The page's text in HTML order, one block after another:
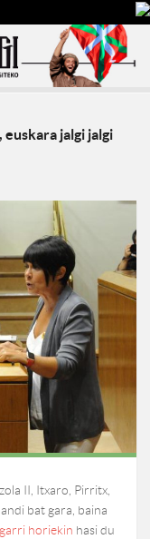
jalgi jalgi
II, Itxaro, Pirritx,
bat gara, baina
horiekin hasi du